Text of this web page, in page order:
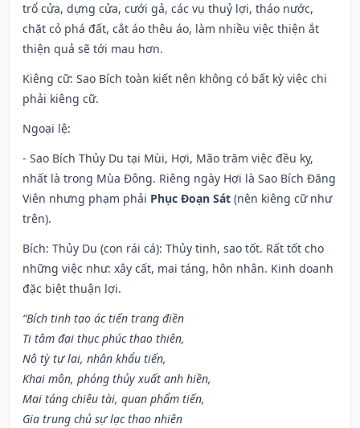
trổ cửa, dựng cửa, cưới gả, các vụ thuỷ lợi, tháo nước,
chặt cỏ phá đất, cắt áo thêu áo, làm nhiều việc thiện ắt
thiện quả sẽ tới mau hơn.
Kiêng cữ: Sao Bích toàn kiết nên không có bất kỳ việc chi
phải kiêng cữ.
Ngoại lệ:
- Sao Bích Thủy Du tại Mùi, Hợi, Mão trăm việc đều kỵ,
nhất là trong Mùa Đông. Riêng ngày Hợi là Sao Bích Đăng
Viên nhưng phạm phải Phục Đoạn Sát (nên kiêng cữ như
trên).
Bích: Thủy Du (con rái cá): Thủy tinh, sao tốt. Rất tốt cho
những việc như: xây cất, mai táng, hôn nhân. Kinh doanh
đặc biệt thuận lợi.
“Bích tinh tạo ác tiến trang điền
Ti tâm đại thục phúc thao thiên,
Nô tỳ tự lai, nhân khẩu tiến,
Khai môn, phóng thủy xuất anh hiền,
Mai táng chiêu tài, quan phẩm tiến,
Gia trung chủ sự lạc thao nhiên